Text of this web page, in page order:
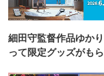
細田守監督作品ゆか
って限定グッズがも